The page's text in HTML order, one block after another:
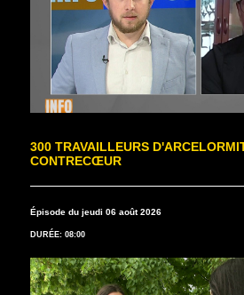
300 TRAVAILLEURS
CONTRECŒUR
Épisode du jeudi 06 août 2026
DURÉE: 08:00